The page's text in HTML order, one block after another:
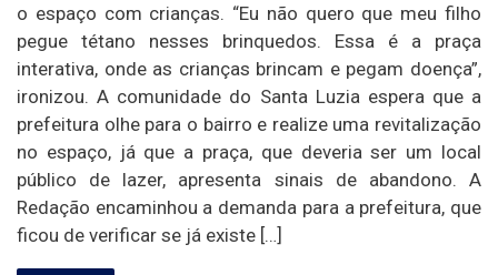
o espaço com crianças. “Eu não quero que meu filho
pegue tétano nesses brinquedos. Essa é a praça
interativa, onde as crianças brincam e pegam doença”,
ironizou. A comunidade do Santa Luzia espera que a
prefeitura olhe para o bairro e realize uma revitalização
no espaço, já que a praça, que deveria ser um local
público de lazer, apresenta sinais de abandono. A
Redação encaminhou a demanda para a prefeitura, que
ficou de verificar se já existe […]